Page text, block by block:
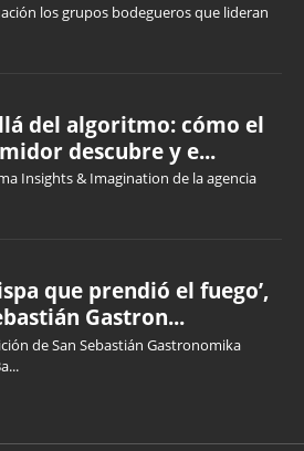
los grupos bodegueros que lideran
del algoritmo: cómo el
descubre y e...
Insights & Imagination de la agencia
que prendió el fuego’,
Gastron...
de San Sebastián Gastronomika